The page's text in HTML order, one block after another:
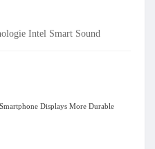
Intel Smart Sound
Displays More Durable